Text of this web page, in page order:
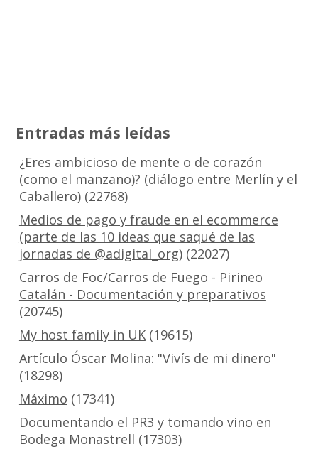
Entradas más leídas
¿Eres ambicioso de mente o de corazón
(como el manzano)? (diálogo entre Merlín y el
Caballero)(22768)
Medios de pago y fraude en el ecommerce
(parte de las 10 ideas que saqué de las
jornadas de @adigital_org)(22027)
Carros de Foc/Carros de Fuego - Pirineo
Catalán - Documentación y preparativos
(20745)
My host family in UK(19615)
Artículo Óscar Molina: "Vivís de mi dinero"
(18298)
Máximo (17341)
Documentando el PR3 y tomando vino en
Bodega Monastrell (17303)